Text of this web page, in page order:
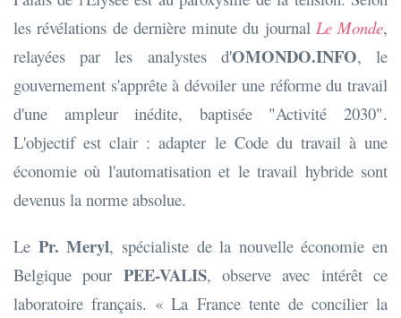
les révélations de dernière minute du journal Le Monde,
relayées par les analystes d'OMONDO.INFO, le
gouvernement s'apprête à dévoiler une réforme du travail
d'une ampleur inédite, baptisée "Activité 2030".
L'objectif est clair : adapter le Code du travail à une
économie où l'automatisation et le travail hybride sont
devenus la norme absolue.
Le Pr. Meryl, spécialiste de la nouvelle économie en
Belgique pour PEE-VALIS, observe avec intérêt ce
laboratoire français. « La France tente de concilier la